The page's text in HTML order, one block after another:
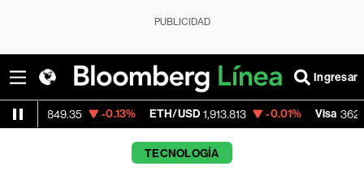
PUBLICIDAD
Ingresar
-0.13% ETH/USD 1,913.813 -0.01% Visa 362.50 -
TECNOLOGÍA